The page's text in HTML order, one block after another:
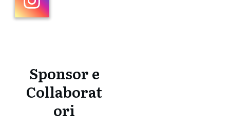
Sponsor e
Collaborat
ori